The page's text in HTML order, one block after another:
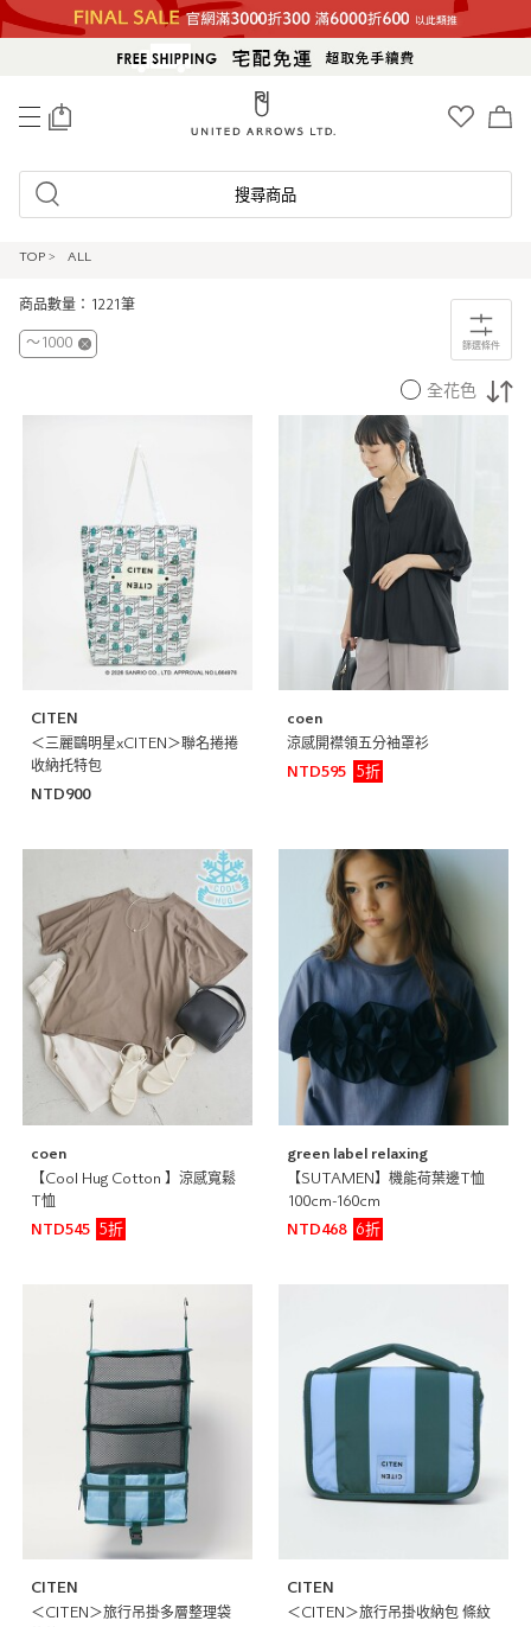
搜尋商品
TOP > ALL
商品數量：1221筆
篩選條件
〜1000
全花色
CITEN
＜三麗鷗明星xCITEN＞聯名捲捲
收納托特包
NTD900
coen
涼感開襟領五分袖罩衫
NTD595
5折
coen
【Cool Hug Cotton 】涼感寬鬆
T恤
NTD545
5折
green label relaxing
【SUTAMEN】機能荷葉邊T恤
100cm-160cm
NTD468
6折
CITEN
＜CITEN＞旅行吊掛多層整理袋
CITEN
＜CITEN＞旅行吊掛收納包 條紋